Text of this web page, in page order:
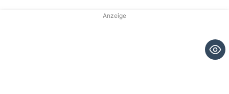
Anzeige